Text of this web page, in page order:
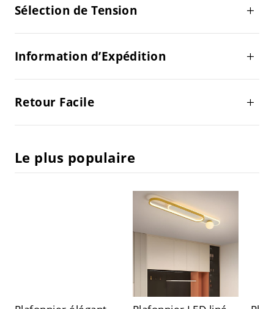
Sélection de Tension
Information d’Expédition
Retour Facile
Le plus populaire